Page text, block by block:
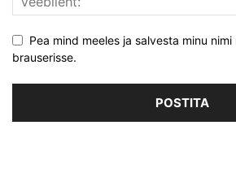
Pea mind meeles ja salvesta minu
brauserisse.